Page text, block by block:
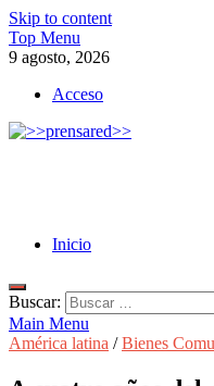
Skip to content
Top Menu
9 agosto, 2026
Acceso
Inicio
Buscar:
Main Menu
América latina /Bienes